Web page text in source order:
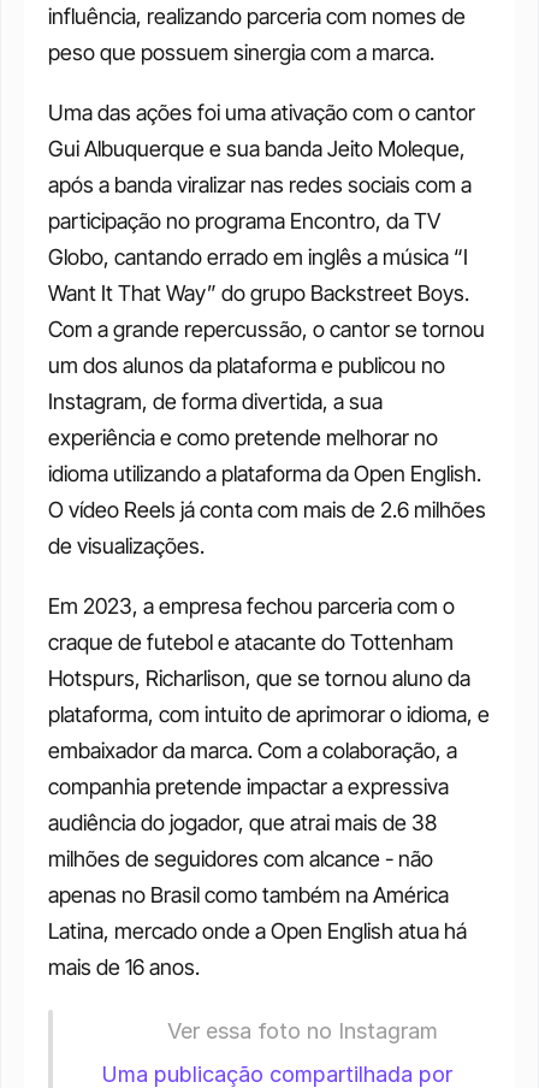
influência, realizando parceria com nomes de
peso que possuem sinergia com a marca.
Uma das ações foi uma ativação com o cantor
Gui Albuquerque e sua banda Jeito Moleque,
após a banda viralizar nas redes sociais com a
participação no programa Encontro, da TV
Globo, cantando errado em inglês a música “I
Want It That Way” do grupo Backstreet Boys.
Com a grande repercussão, o cantor se tornou
um dos alunos da plataforma e publicou no
Instagram, de forma divertida, a sua
experiência e como pretende melhorar no
idioma utilizando a plataforma da Open English.
O vídeo Reels já conta com mais de 2.6 milhões
de visualizações.
Em 2023, a empresa fechou parceria com o
craque de futebol e atacante do Tottenham
Hotspurs, Richarlison, que se tornou aluno da
plataforma, com intuito de aprimorar o idioma, e
embaixador da marca. Com a colaboração, a
companhia pretende impactar a expressiva
audiência do jogador, que atrai mais de 38
milhões de seguidores com alcance - não
apenas no Brasil como também na América
Latina, mercado onde a Open English atua há
mais de 16 anos.
Uma publicação compartilhada por